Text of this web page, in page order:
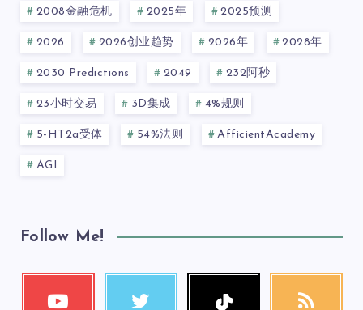
2008金融危机 2025年 2025预测
2026 2026创业趋势 2026年 2028年
2030 Predictions 2049 232阿秒
23小时交易 3D集成 4%规则
5-HT2a受体 54%法则 AfficientAcademy
AGI
Follow Me!